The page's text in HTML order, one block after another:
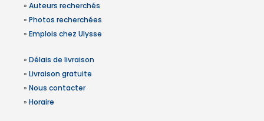
» Auteurs recherchés
» Photos recherchées
» Emplois chez Ulysse
» Délais de livraison
» Livraison gratuite
» Nous contacter
» Horaire